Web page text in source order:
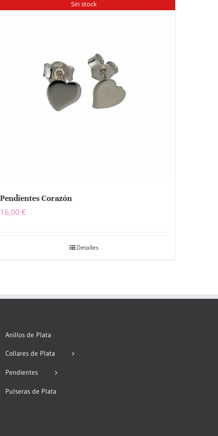
Sin stock
Pendientes Corazón
16,00€
Detalles
Anillos de Plata
Collares de Plata
Pendientes
Pulseras de Plata